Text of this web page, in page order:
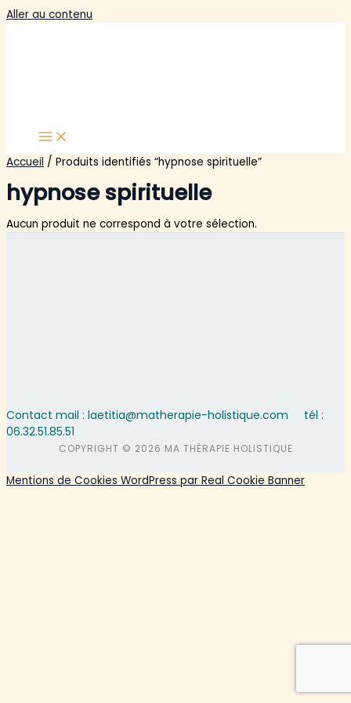
Aller au contenu
Accueil / Produits identifiés “hypnose spirituelle”
hypnose spirituelle
Aucun produit ne correspond à votre sélection.
Contact mail : laetitia@matherapie-holistique.com tél :
06.32.51.85.51
COPYRIGHT © 2026 MA THÉRAPIE HOLISTIQUE
Mentions de Cookies WordPress par Real Cookie Banner